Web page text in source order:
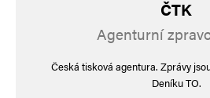
ČTK
Agenturní
Česká tisková agentura. Zprávy
Deníku TO.